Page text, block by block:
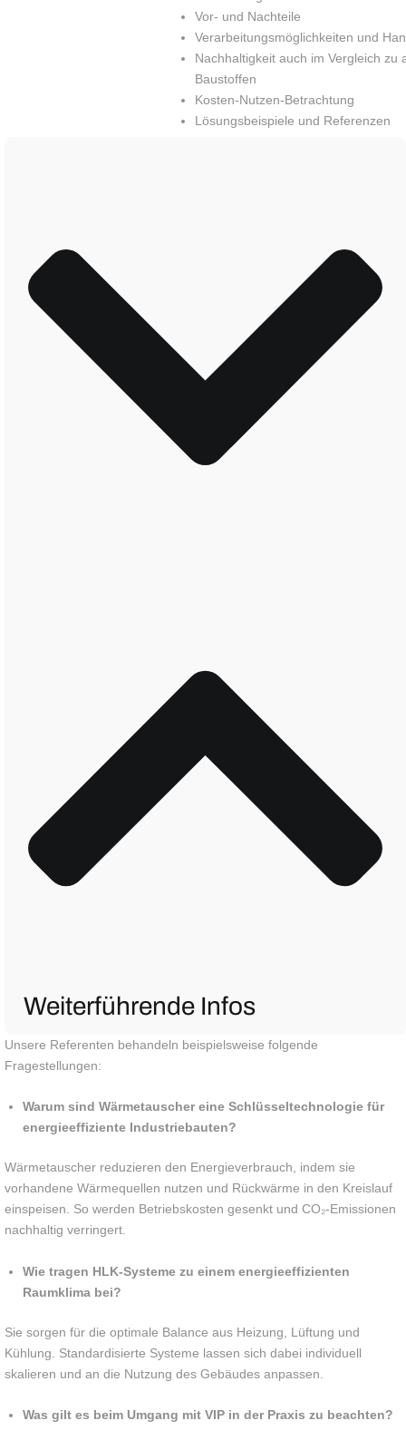
Vor- und Nachteile
Verarbeitungsmöglichkeiten und
Nachhaltigkeit auch im Vergleich zu
Baustoffen
Kosten-Nutzen-Betrachtung
Lösungsbeispiele und Referenzen
Weiterführende Infos
Unsere Referenten behandeln beispielsweise folgende
Fragestellungen:
Warum sind Wärmetauscher eine Schlüsseltechnologie für
energieeffiziente Industriebauten?
Wärmetauscher reduzieren den Energieverbrauch, indem sie
vorhandene Wärmequellen nutzen und Rückwärme in den Kreislauf
einspeisen. So werden Betriebskosten gesenkt und CO₂-Emissionen
nachhaltig verringert.
Wie tragen HLK-Systeme zu einem energieeffizienten
Raumklima bei?
Sie sorgen für die optimale Balance aus Heizung, Lüftung und
Kühlung. Standardisierte Systeme lassen sich dabei individuell
skalieren und an die Nutzung des Gebäudes anpassen.
Was gilt es beim Umgang mit VIP in der Praxis zu beachten?